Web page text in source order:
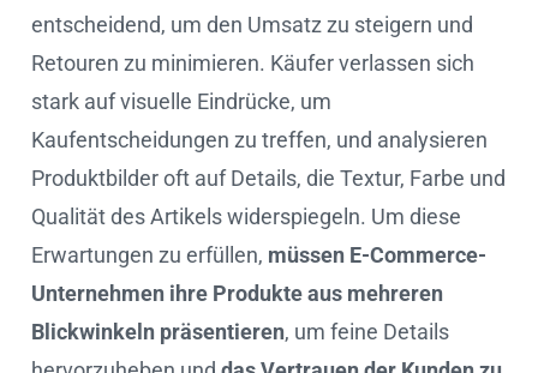
entscheidend, um den Umsatz zu steigern und
Retouren zu minimieren. Käufer verlassen sich
stark auf visuelle Eindrücke, um
Kaufentscheidungen zu treffen, und analysieren
Produktbilder oft auf Details, die Textur, Farbe und
Qualität des Artikels widerspiegeln. Um diese
Erwartungen zu erfüllen, müssen E-Commerce-
Unternehmen ihre Produkte aus mehreren
Blickwinkeln präsentieren, um feine Details